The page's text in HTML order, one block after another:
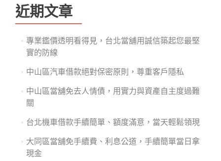
鍵
字:
近期文章
專業鑑價透明看得見，台北當舖用誠信築起您最堅
實的防線
中山區汽車借款絕對保密原則，尊重客戶隱私
中山區當舖免去人情債，用實力與資產自主度過難
關
台北機車借款手續簡單、額度滿意，當天輕鬆領現
大同區當舖免手續費、利息公道，手續簡單當日拿
現金